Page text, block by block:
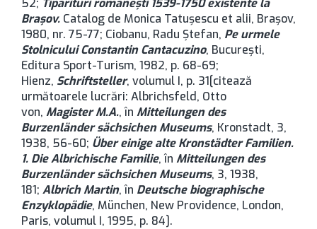
52; Tipărituri româneşti 1539-1750 existente la
Braşov. Catalog de Monica Tatuşescu et alii, Brașov,
1980, nr. 75-77; Ciobanu, Radu Ştefan, Pe urmele
Stolnicului Constantin Cantacuzino, București,
Editura Sport-Turism, 1982, p. 68-69;
Hienz, Schriftsteller, volumul I, p. 31[citează
următoarele lucrări: Albrichsfeld, Otto
von, Magister M.A., în Mitteilungen des
Burzenländer sächsichen Museums, Kronstadt, 3,
1938, 56-60; Über einige alte Kronstädter Familien.
1. Die Albrichische Familie, în Mitteilungen des
Burzenländer sächsichen Museums, 3, 1938,
181; Albrich Martin, în Deutsche biographische
Enzyklopädie, München, New Providence, London,
Paris, volumul I, 1995, p. 84].